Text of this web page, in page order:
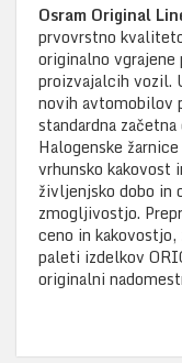
Osram Original
prvovrstno
originalno
proizvajalcih vozil.
novih avtomobilov
standardna
Halogenske
vrhunsko kakovost
življenjsko dobo in
zmogljivostjo.
ceno in
paleti izdelkov
originalni